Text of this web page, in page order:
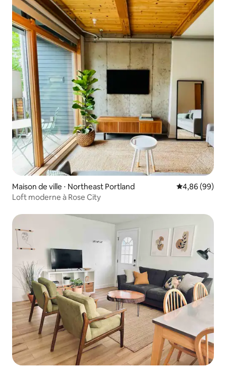
Maison de ville ⋅ Northeast Portland Évaluation
4,86 (99)
Loft moderne à Rose City